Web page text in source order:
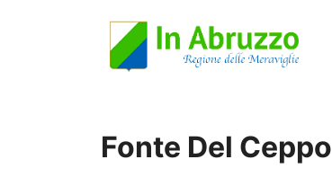
Fonte Del Ceppo